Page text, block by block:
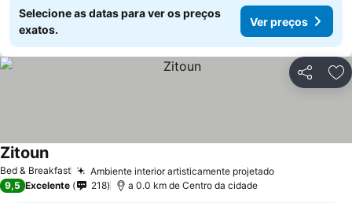
Selecione as datas para ver os preços
exatos.
Ver preços
Partilhar
Bed & Breakfast Ambiente interior artisticamente projetado
Zitoun
9,5 Excelente 218 a 0.0 km de Centro da cidade